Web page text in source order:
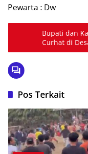
Pewarta : Dw
Bupati dan
Curhat di
Pos Terkait